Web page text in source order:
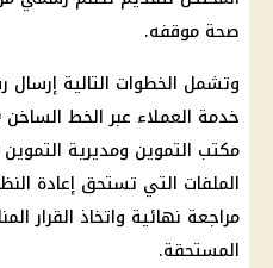
صحة موقفه.
وتشمل الخطوات التالية إرسال
خدمة العملاء
مكتب التموين ومديرية التموين
الملفات التي تستحق إعادة
مراجعة نهائية واتخاذ القرار
المستحقة.